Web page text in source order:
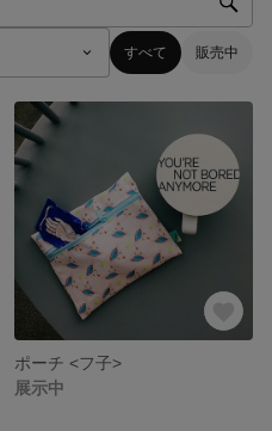
すべて 販売中
ポーチ <フ子>
展示中